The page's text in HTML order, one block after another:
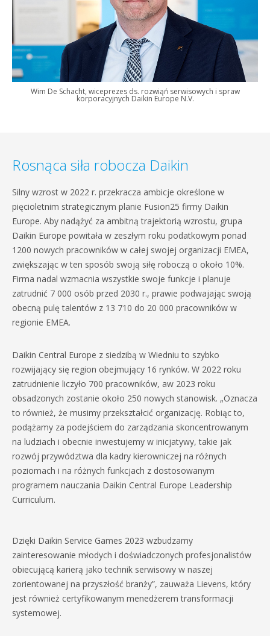
Wim De Schacht, wiceprezes ds. rozwiąń serwisowych i spraw
korporacyjnych Daikin Europe N.V.
Rosnąca siła robocza Daikin
Silny wzrost w 2022 r. przekracza ambicje określone w
pięcioletnim strategicznym planie Fusion25 firmy Daikin
Europe. Aby nadążyć za ambitną trajektorią wzrostu, grupa
Daikin Europe powitała w zeszłym roku podatkowym ponad
1200 nowych pracowników w całej swojej organizacji EMEA,
zwiększając w ten sposób swoją siłę roboczą o około 10%.
Firma nadal wzmacnia wszystkie swoje funkcje i planuje
zatrudnić 7 000 osób przed 2030 r., prawie podwajając swoją
obecną pulę talentów z 13 710 do 20 000 pracowników w
regionie EMEA.
Daikin Central Europe z siedzibą w Wiedniu to szybko
rozwijający się region obejmujący 16 rynków. W 2022 roku
zatrudnienie liczyło 700 pracowników, aw 2023 roku
obsadzonych zostanie około 250 nowych stanowisk. „Oznacza
to również, że musimy przekształcić organizację. Robiąc to,
podążamy za podejściem do zarządzania skoncentrowanym
na ludziach i obecnie inwestujemy w inicjatywy, takie jak
rozwój przywództwa dla kadry kierowniczej na różnych
poziomach i na różnych funkcjach z dostosowanym
programem nauczania Daikin Central Europe Leadership
Curriculum.
Dzięki Daikin Service Games 2023 wzbudzamy
zainteresowanie młodych i doświadczonych profesjonalistów
obiecującą karierą jako technik serwisowy w naszej
zorientowanej na przyszłość branży”, zauważa Lievens, który
jest również certyfikowanym menedżerem transformacji
systemowej.